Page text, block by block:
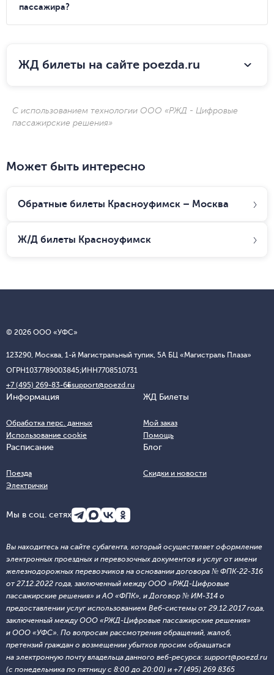
пассажира?
ЖД билеты на сайте poezda.ru
С использованием технологии ООО «РЖД - Цифровые
пассажирские решения»
Может быть интересно
Обратные билеты Красноуфимск – Москва
Ж/Д билеты Красноуфимск
© 2026 ООО «УФС»
123290, Москва, 1-й Магистральный тупик, 5А БЦ «Магистраль Плаза»
ОГРН1037789003845;ИНН7708510731
+7 (495) 269-83-65support@poezd.ru
Информация
Обработка перс. данных
Использование cookie
ЖД Билеты
Мой заказ
Помощь
Расписание
Поезда
Электрички
Блог
Скидки и новости
Мы в соц. сетях
Вы находитесь на сайте субагента, который осуществляет оформление
электронных проездных и перевозочных документов и услуг от имени
железнодорожных перевозчиков на основании договора № ФПК-22-316
от 27.12.2022 года, заключенный между ООО «РЖД-Цифровые
пассажирские решения» и АО «ФПК», и Договор № ИМ-314 о
предоставлении услуг использованием Веб-системы от 29.12.2017 года,
заключенный между ООО «РЖД-Цифровые пассажирские решения»
и ООО «УФС». По вопросам рассмотрения обращений, жалоб,
претензий граждан о возмещении убытков просим обращаться
на электронную почту владельца данного веб-ресурса: support@poezd.ru
(с понедельника по пятницу с 8:00 до 20:00) и +7 (495) 269 8365